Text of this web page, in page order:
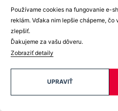
Výhody oblečenia CityZen
Partnerské predajne
Často sa pýtate
Doprava a platba
Darčekové poukazy
Vrátenie tovaru a reklamácia
Obchodné podmienky
O nás
Kontakt
Blog
Pre B2B
Ako vyrábame chytré oblečenie
Doprava
Platba
Používame cookies na fungovanie e-
reklám. Vďaka nim lepšie chápeme, čo
zlepšiť.
Ďakujeme za vašu dôveru.
Zobraziť detaily
UPRAVIŤ